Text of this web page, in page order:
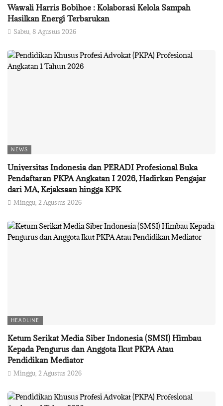
Wawali Harris Bobihoe : Kolaborasi Kelola Sampah
Hasilkan Energi Terbarukan
Sabtu, 8 Agustus 2026
NEWS
Universitas Indonesia dan PERADI Profesional Buka
Pendaftaran PKPA Angkatan I 2026, Hadirkan Pengajar
dari MA, Kejaksaan hingga KPK
Minggu, 2 Agustus 2026
HEADLINE
Ketum Serikat Media Siber Indonesia (SMSI) Himbau
Kepada Pengurus dan Anggota Ikut PKPA Atau
Pendidikan Mediator
Minggu, 2 Agustus 2026